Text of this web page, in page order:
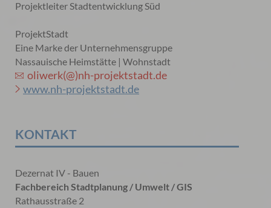
Projektleiter Stadtentwicklung Süd
ProjektStadt
Eine Marke der Unternehmensgruppe
Nassauische Heimstätte | Wohnstadt
oliwerk(@)nh-projektstadt.de
www.nh-projektstadt.de
KONTAKT
Dezernat IV - Bauen
Fachbereich Stadtplanung / Umwelt / GIS
Rathausstraße 2